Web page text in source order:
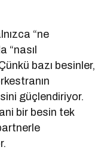
“ne
“nasıl
bazı besinler,
güçlendiriyor.
bir besin tek